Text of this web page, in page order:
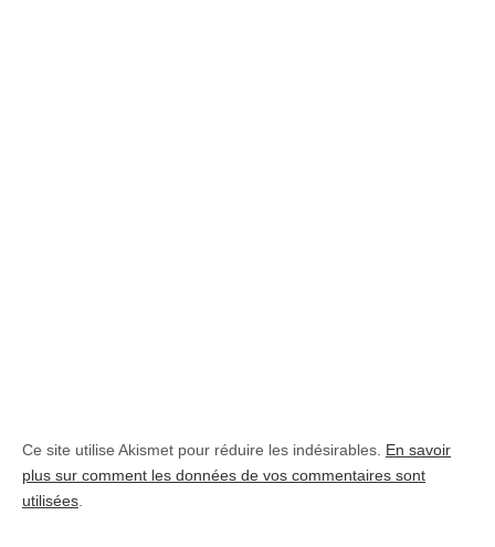
Ce site utilise Akismet pour réduire les indésirables. En savoir
plus sur comment les données de vos commentaires sont
utilisées